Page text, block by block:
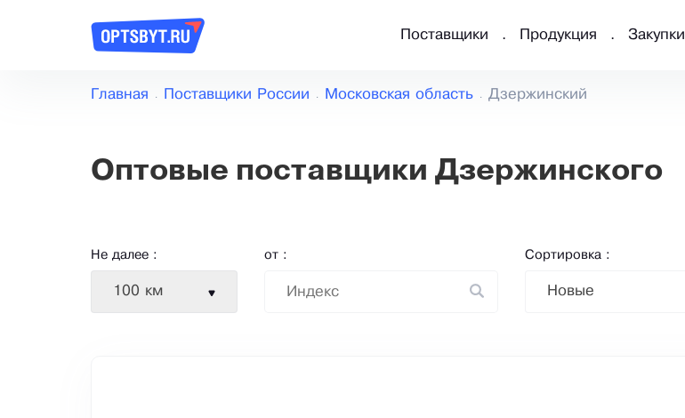
Поставщики Продукция Закупки
Главная Поставщики России Московская область Дзержинский
Оптовые поставщики Дзержинского
Не далее :
100 км
от : Сортировка :
Новые